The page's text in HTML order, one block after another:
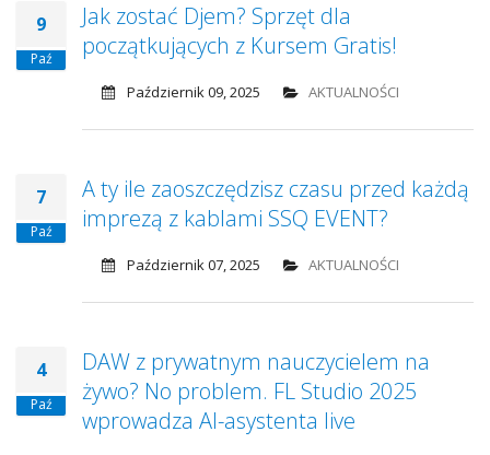
9
Paź
Jak zostać Djem? Sprzęt dla
początkujących z Kursem Gratis!
Październik 09, 2025 AKTUALNOŚCI
7
Paź
A ty ile zaoszczędzisz czasu przed każdą
imprezą z kablami SSQ EVENT?
Październik 07, 2025 AKTUALNOŚCI
4
Paź
DAW z prywatnym nauczycielem na
żywo? No problem. FL Studio 2025
wprowadza AI-asystenta live